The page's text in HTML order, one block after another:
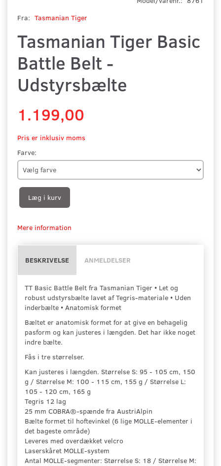
Fra: Tasmanian Tiger
Tasmanian Tiger Basic
Battle Belt -
Udstyrsbælte
1.199,00
Pris er inklusiv moms
Farve:
Læg i kurv
Mere information
BESKRIVELSE ANMELDELSER
TT Basic Battle Belt fra Tasmanian Tiger • Let og
robust udstyrsbælte lavet af Tegris-materiale • Uden
inderbælte • Anatomisk formet
Bæltet er anatomisk formet for at give en behagelig
pasform og kan justeres i længden. Det har ikke noget
indre bælte.
Fås i tre størrelser.
Kan justeres i længden. Størrelse S: 95 - 105 cm, 150
g / Størrelse M: 100 - 115 cm, 155 g / Størrelse L:
105 - 120 cm, 165 g
Tegris 12 lag
25 mm COBRA®-spænde fra AustriAlpin
Bælte formet til hoftevinkel (6 lige MOLLE-elementer i
det bageste område)
Leveres med overdækket velcro
Laserskåret MOLLE-system
Antal MOLLE-segmenter: Størrelse S: 18 / Størrelse M: